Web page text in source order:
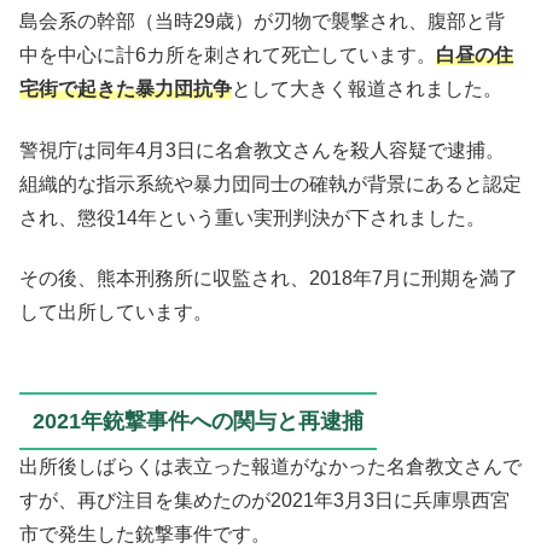
島会系の幹部（当時29歳）が刃物で襲撃され、腹部と背
中を中心に計6カ所を刺されて死亡しています。 白昼の住
宅街で起きた暴力団抗争として大きく報道されました。
警視庁は同年4月3日に名倉教文さんを殺人容疑で逮捕。
組織的な指示系統や暴力団同士の確執が背景にあると認定
され、懲役14年という重い実刑判決が下されました。
その後、熊本刑務所に収監され、2018年7月に刑期を満了
して出所しています。
2021年銃撃事件への関与と再逮捕
出所後しばらくは表立った報道がなかった名倉教文さんで
すが、再び注目を集めたのが2021年3月3日に兵庫県西宮
市で発生した銃撃事件です。